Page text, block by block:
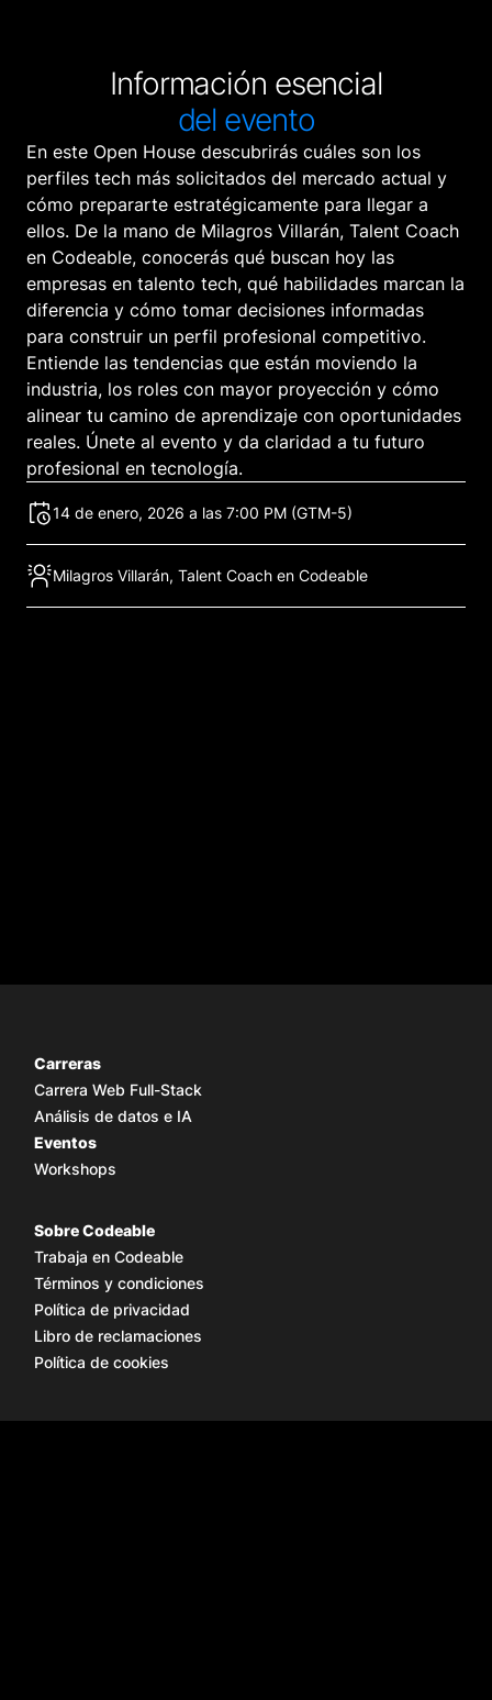
Información esencial
del evento
En este Open House descubrirás cuáles son los
perfiles tech más solicitados del mercado actual y
cómo prepararte estratégicamente para llegar a
ellos. De la mano de Milagros Villarán, Talent Coach
en Codeable, conocerás qué buscan hoy las
empresas en talento tech, qué habilidades marcan la
diferencia y cómo tomar decisiones informadas
para construir un perfil profesional competitivo.
Entiende las tendencias que están moviendo la
industria, los roles con mayor proyección y cómo
alinear tu camino de aprendizaje con oportunidades
reales. Únete al evento y da claridad a tu futuro
profesional en tecnología.
14 de enero, 2026 a las 7:00 PM (GTM-5)
Milagros Villarán, Talent Coach en Codeable
Sobre Codeable
Trabaja en Codeable
Términos y condiciones
Política de privacidad
Libro de reclamaciones
Política de cookies
Carreras
Carrera Web Full-Stack
Análisis de datos e IA
Eventos
Workshops